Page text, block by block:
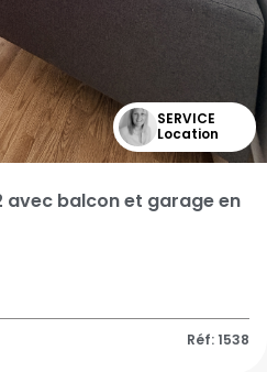
balcon et garage en
Réf: 1538
SERVICE
Location